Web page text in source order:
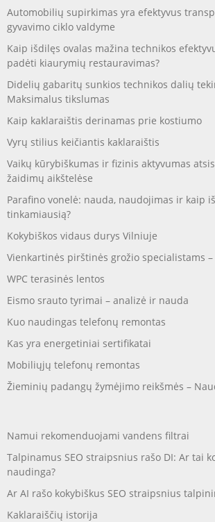
Automobilių supirkimas yra efektyvus
gyvavimo ciklo valdyme
Kaip išdilęs ovalas mažina technikos
padėti kiaurymių restauravimas?
Didelių gabaritų sunkios technikos dalių
Maksimalus tikslumas
Kaip kaklaraištis derinamas prie kostiumo
Vyrų stilius keičiantis kaklaraištis
Vaikų kūrybiškumas ir fizinis aktyvumas
žaidimų aikštelėse
Parafino vonelė: nauda, naudojimas ir kaip
tinkamiausią?
Kokybiškos vidaus durys Vilniuje
Vienkartinės pirštinės grožio specialistams
WPC terasinės lentos
Eismo srauto tyrimai – analizė ir nauda
Kuo naudingas telefonų remontas
Kas yra energetiniai sertifikatai
Mobiliųjų telefonų remontas
Žieminių padangų žymėjimo reikšmės –
Namui rekomenduojami vandens filtrai
Talpinamus SEO straipsnius rašo DI: Ar tai
naudinga?
Ar AI rašo kokybiškus SEO straipsnius
Kaklaraiščių istorija